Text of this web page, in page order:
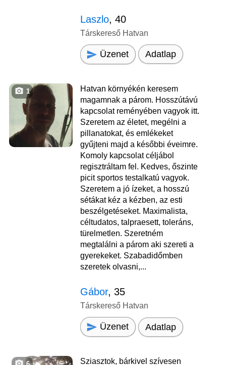
Laszlo, 40
Társkereső Hatvan
Üzenet Adatlap
1
Hatvan környékén keresem
magamnak a párom. Hosszútávú
kapcsolat reményében vagyok itt.
Szeretem az életet, megélni a
pillanatokat, és emlékeket
gyűjteni majd a későbbi éveimre.
Komoly kapcsolat céljábol
regisztráltam fel. Kedves, őszinte
picit sportos testalkatú vagyok.
Szeretem a jó ízeket, a hosszú
sétákat kéz a kézben, az esti
beszélgetéseket. Maximalista,
céltudatos, talpraesett, toleráns,
türelmetlen. Szeretném
megtalálni a párom aki szereti a
gyerekeket. Szabadidőmben
szeretek olvasni,...
Gábor, 35
Társkereső Hatvan
Üzenet Adatlap
Sziasztok, bárkivel szívesen